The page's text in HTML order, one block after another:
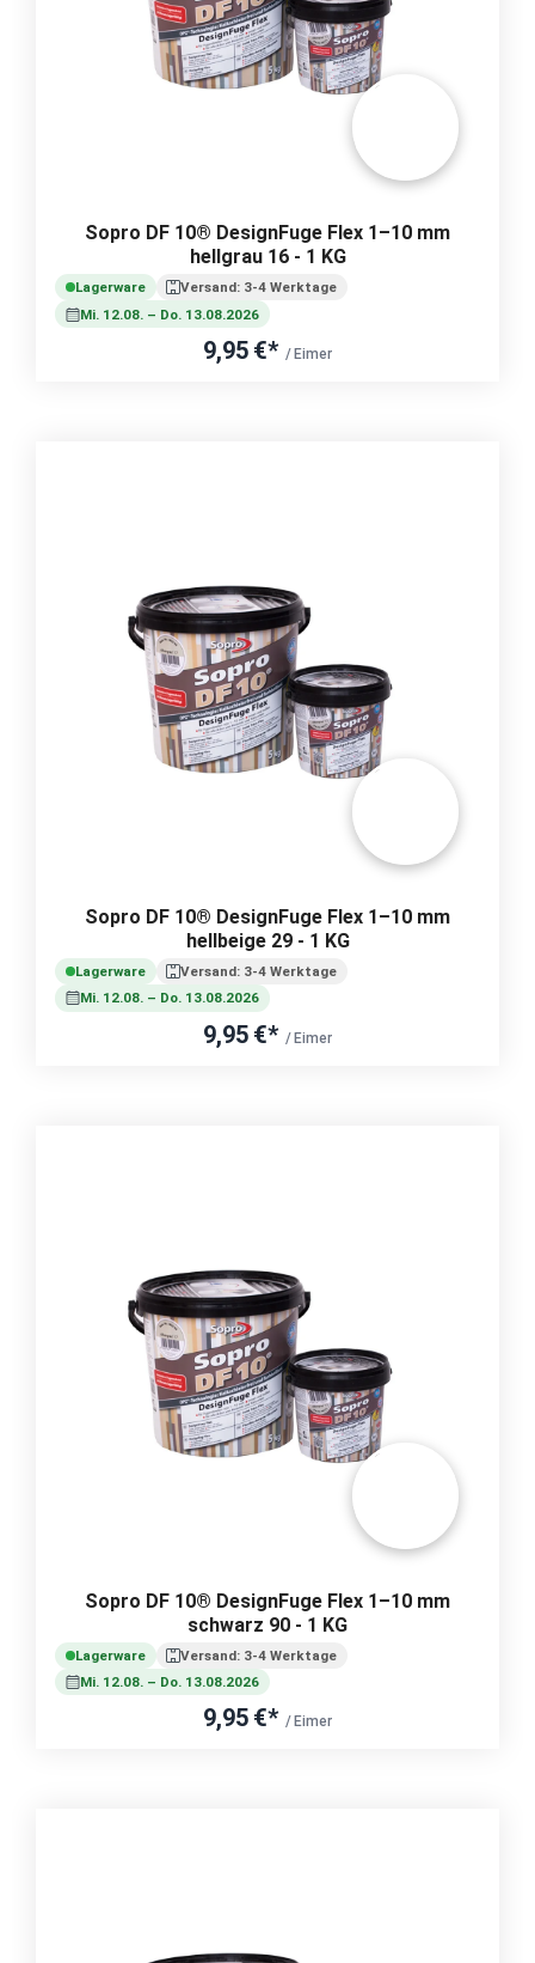
Sopro DF 10® DesignFuge Flex 1–10 mm
hellgrau 16 - 1 KG
Lagerware
Versand: 3-4 Werktage
Mi. 12.08. – Do. 13.08.2026
9,95 €* / Eimer
Sopro DF 10® DesignFuge Flex 1–10 mm
hellbeige 29 - 1 KG
Lagerware
Versand: 3-4 Werktage
Mi. 12.08. – Do. 13.08.2026
9,95 €* / Eimer
Sopro DF 10® DesignFuge Flex 1–10 mm
schwarz 90 - 1 KG
Lagerware
Versand: 3-4 Werktage
Mi. 12.08. – Do. 13.08.2026
9,95 €* / Eimer